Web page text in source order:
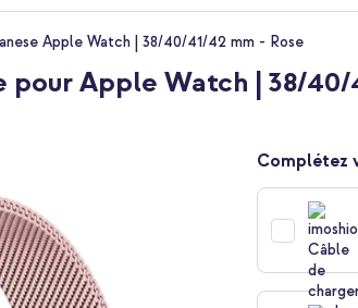
Apple Watch | 38/40/41/42 mm - Rose
Apple Watch | 38/40/
Complétez